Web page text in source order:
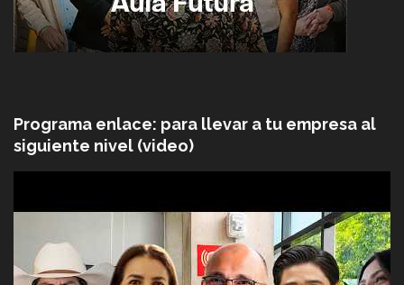
Programa enlace: para llevar a tu empresa al
siguiente nivel (video)